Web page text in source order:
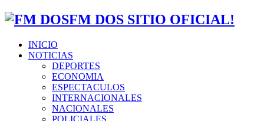
FM DOS SITIO OFICIAL!
INICIO
NOTICIAS
DEPORTES
ECONOMIA
ESPECTACULOS
INTERNACIONALES
NACIONALES
POLICIALES